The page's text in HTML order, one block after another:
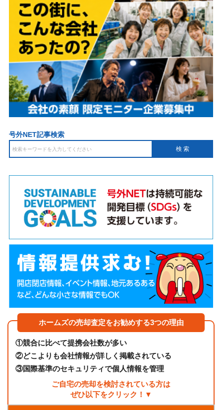
号外NET記事検索
ホームズの売却査定をお勧めする3つの理由
①競合に比べて提携会社数が多い
②どこよりも会社情報が詳しく掲載されている
③国際基準のセキュリティで個人情報を管理
ご自宅の売却を検討されている方は
ぜひ以下をクリック！▼